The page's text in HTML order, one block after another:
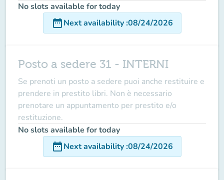
No slots available for today
date_rangeNext availability:08/24/2026
Posto a sedere 31 - INTERNI
Se prenoti un posto a sedere puoi anche restituire e
prendere in prestito libri. Non è necessario
prenotare un appuntamento per prestito e/o
restituzione.
No slots available for today
date_rangeNext availability:08/24/2026